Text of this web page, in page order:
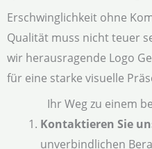
Erschwinglichkeit ohne
Qualität muss nicht teuer
wir herausragende Logo
für eine starke visuelle
Ihr Weg zu einem
Kontaktieren Sie
unverbindlichen